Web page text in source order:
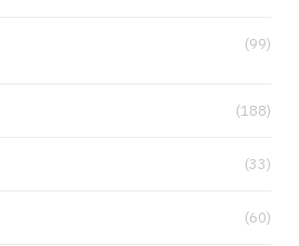
(99)
(188)
(33)
(60)